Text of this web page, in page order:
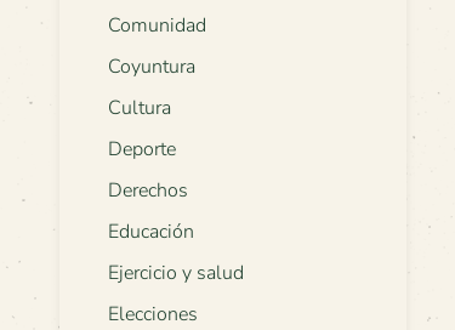
Comunidad
Coyuntura
Cultura
Deporte
Derechos
Educación
Ejercicio y salud
Elecciones